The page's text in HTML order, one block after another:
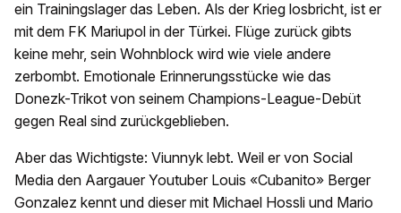
ein Trainingslager das Leben. Als der Krieg losbricht, ist er
mit dem FK Mariupol in der Türkei. Flüge zurück gibts
keine mehr, sein Wohnblock wird wie viele andere
zerbombt. Emotionale Erinnerungsstücke wie das
Donezk-Trikot von seinem Champions-League-Debüt
gegen Real sind zurückgeblieben.
Aber das Wichtigste: Viunnyk lebt. Weil er von Social
Media den Aargauer Youtuber Louis «Cubanito» Berger
Gonzalez kennt und dieser mit Michael Hossli und Mario